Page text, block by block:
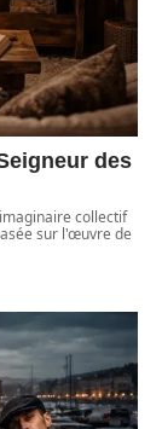
des
collectif
sur l'œuvre de